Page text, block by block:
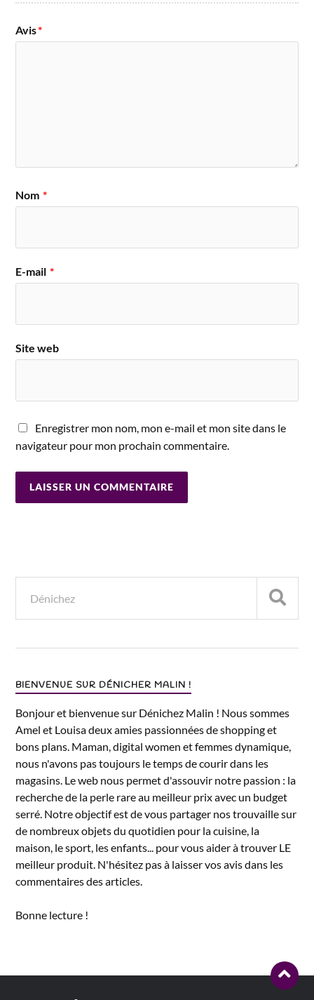
Avis*
Nom *
E-mail *
Site web
Enregistrer mon nom, mon e-mail et mon site dans le
navigateur pour mon prochain commentaire.
BIENVENUE SUR DÉNICHER MALIN !
Bonjour et bienvenue sur Dénichez Malin ! Nous sommes
Amel et Louisa deux amies passionnées de shopping et
bons plans. Maman, digital women et femmes dynamique,
nous n'avons pas toujours le temps de courir dans les
magasins. Le web nous permet d'assouvir notre passion : la
recherche de la perle rare au meilleur prix avec un budget
serré. Notre objectif est de vous partager nos trouvaille sur
de nombreux objets du quotidien pour la cuisine, la
maison, le sport, les enfants... pour vous aider à trouver LE
meilleur produit. N'hésitez pas à laisser vos avis dans les
commentaires des articles.
Bonne lecture !